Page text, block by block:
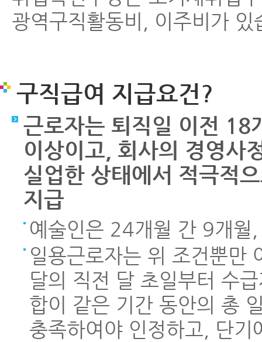
광역구직활동비, 이주비가 있
구직급여 지급요건?
근로자는 퇴직일 이전 18
이상이고, 회사의 경영사
실업한 상태에서 적극적
지급
예술인은 24개월 간 9개
일용근로자는 위 조건뿐만
달의 직전 달 초일부터 수
합이 같은 기간 동안의 총
충족하여야 인정하고, 단